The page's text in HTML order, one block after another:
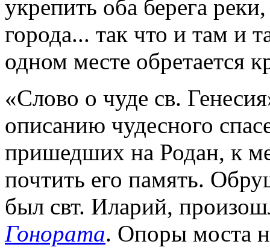
укрепить оба берега
города... так что и там и
одном месте обретается
«Слово о чуде св.
описанию чудесного
пришедших на Родан, к
почтить его память.
был свт. Иларий,
Гонората. Опоры моста